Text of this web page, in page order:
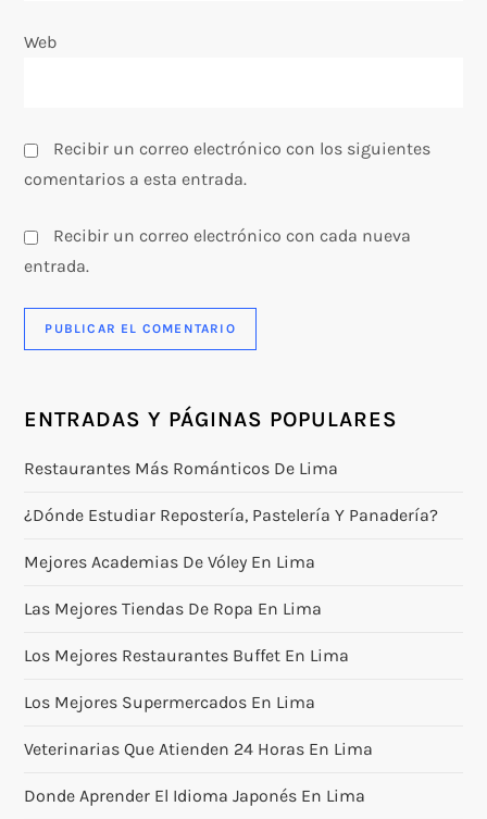
a
a
s
Web
Recibir un correo electrónico con los siguientes
comentarios a esta entrada.
Recibir un correo electrónico con cada nueva
entrada.
ENTRADAS Y PÁGINAS POPULARES
Restaurantes Más Románticos De Lima
¿Dónde Estudiar Repostería, Pastelería Y Panadería?
Mejores Academias De Vóley En Lima
Las Mejores Tiendas De Ropa En Lima
Los Mejores Restaurantes Buffet En Lima
Los Mejores Supermercados En Lima
Veterinarias Que Atienden 24 Horas En Lima
Donde Aprender El Idioma Japonés En Lima